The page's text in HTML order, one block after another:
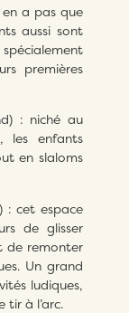
en a pas que
aussi sont
premières
: niché au
les enfants
en slaloms
: cet espace
de glisser
de remonter
Un grand
ludiques,
tir à l’arc.